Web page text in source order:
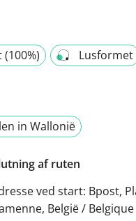
Lusformet
in Wallonië
af ruten
ved start: Bpost,
België /